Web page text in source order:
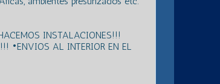
INSTALACIONES!!!
•ENVIOS AL INTERIOR EN EL